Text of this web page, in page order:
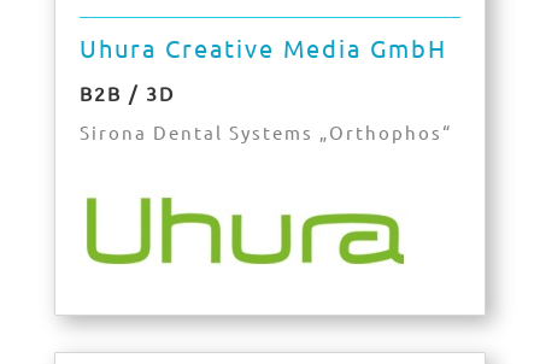
Uhura Creative Media GmbH
B2B / 3D
Sirona Dental Systems „Orthophos“